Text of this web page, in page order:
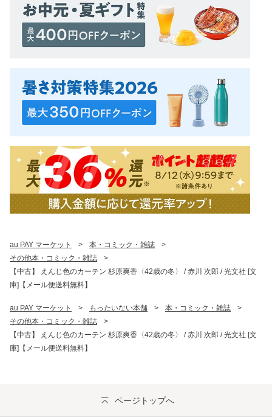
au PAY マーケット > 本・コミック・雑誌
>
その他本・コミック・雑誌
>
【中古】 えんじ色のカーテン 杉原爽香〈42歳の冬〉 / 赤川 次郎 / 光文社 [文
庫]【メール便送料無料】
au PAY マーケット > もったいない本舗 > 本・コミック・雑誌
>
その他本・コミック・雑誌
>
【中古】 えんじ色のカーテン 杉原爽香〈42歳の冬〉 / 赤川 次郎 / 光文社 [文
庫]【メール便送料無料】
ページトップへ